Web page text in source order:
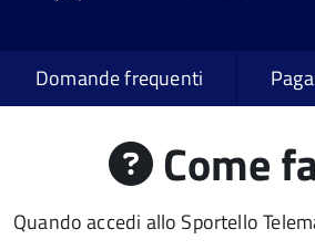
Domande frequenti
Come
Quando accedi allo Sportello